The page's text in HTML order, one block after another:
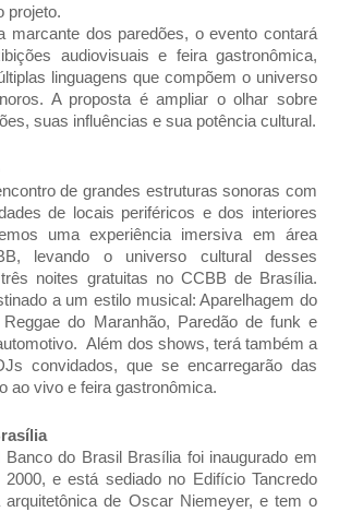
projeto.
marcante dos paredões, o evento contará
audiovisuais e feira gastronômica,
linguagens que compõem o universo
A proposta é ampliar o olhar sobre
suas influências e sua potência cultural.
de grandes estruturas sonoras com
de locais periféricos e dos interiores
uma experiência imersiva em área
levando o universo cultural desses
noites gratuitas no CCBB de Brasília.
a um estilo musical: Aparelhagem do
do Maranhão, Paredão de funk e
Além dos shows, terá também a
convidados, que se encarregarão das
ao vivo e feira gastronômica.
do Brasil Brasília foi inaugurado em
e está sediado no Edifício Tancredo
arquitetônica de Oscar Niemeyer, e tem o